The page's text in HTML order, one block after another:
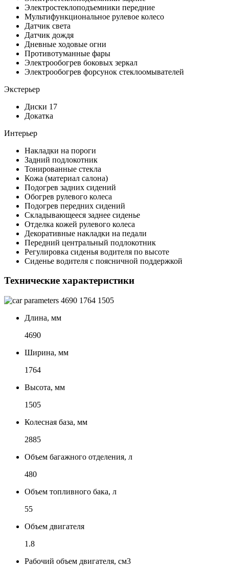
Электростеклоподъемники передние
Мультифункциональное рулевое колесо
Датчик света
Датчик дождя
Дневные ходовые огни
Противотуманные фары
Электрообогрев боковых зеркал
Электрообогрев форсунок стеклоомывателей
Экстерьер
Диски 17
Докатка
Интерьер
Накладки на пороги
Задний подлокотник
Тонированные стекла
Кожа (материал салона)
Подогрев задних сидений
Обогрев рулевого колеса
Подогрев передних сидений
Складывающееся заднее сиденье
Отделка кожей рулевого колеса
Декоративные накладки на педали
Передний центральный подлокотник
Регулировка сиденья водителя по высоте
Сиденье водителя с поясничной поддержкой
Технические характеристики
4690 1764 1505
Длина, мм
4690
Ширина, мм
1764
Высота, мм
1505
Колесная база, мм
2885
Объем багажного отделения, л
480
Объем топливного бака, л
55
Объем двигателя
1.8
Рабочий объем двигателя, см3